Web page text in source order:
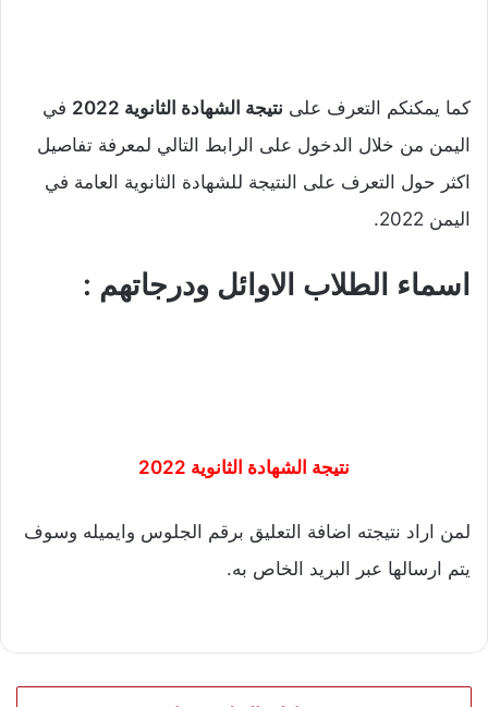
كما يمكنكم التعرف على نتيجة الشهادة الثانوية 2022
في
اليمن من خلال الدخول على الرابط التالي لمعرفة تفاصيل
اكثر حول التعرف على النتيجة للشهادة الثانوية العامة في
اليمن 2022.
اسماء الطلاب الاوائل ودرجاتهم :
نتيجة الشهادة الثانوية 2022
لمن اراد نتيجته اضافة التعليق برقم الجلوس وايميله وسوف
يتم ارسالها عبر البريد الخاص به.